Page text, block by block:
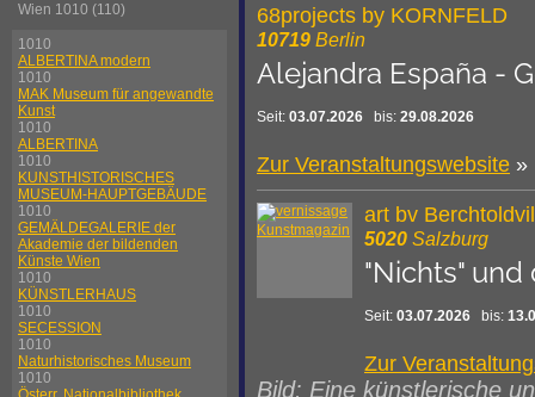
Wien 1010 (110)
1010
ALBERTINA modern
1010
MAK Museum für angewandte
Kunst
1010
ALBERTINA
1010
KUNSTHISTORISCHES
MUSEUM-HAUPTGEBÄUDE
1010
GEMÄLDEGALERIE der
Akademie der bildenden
Künste Wien
1010
KÜNSTLERHAUS
1010
SECESSION
1010
Naturhistorisches Museum
1010
68projects by KORNFELD
10719 Berlin
Alejandra España -
Seit: 03.07.2026 bis: 29.08.2026
Zur Veranstaltungswebsite
art bv
5020 Salzburg
"Nichts" und
Seit: 03.07.2026 bis:
Zur
Bild: Eine künstlerische